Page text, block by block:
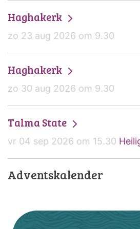
Haghakerk
zo 23 aug 2026 om 9.30
Haghakerk
zo 30 aug 2026 om 9.30
Talma State
vr 04 sep 2026 om 15.30
Adventskalender